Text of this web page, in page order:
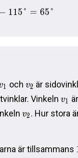
− 115° = 65°
1 och v2 är
Vinkeln v1
v2. Hur stora
är tillsammans